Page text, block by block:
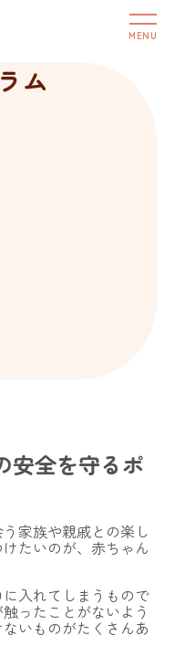
ム
安全を守るポ
家族や親戚との楽し
たいのが、赤ちゃん
入れてしまうもので
ったことがないよう
いものがたくさんあ